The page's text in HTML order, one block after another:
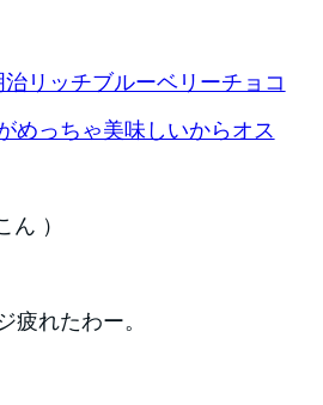
リッチブルーベリーチョコ
めっちゃ美味しいからオス
ん ）
疲れたわー。